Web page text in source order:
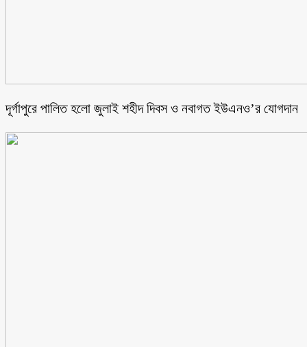
‎দূর্গাপুরে পালিত হলো জুলাই শহীদ দিবস ও নবাগত ইউএনও’র যোগদান ‎